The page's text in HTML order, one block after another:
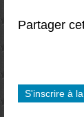
Partager
S'inscrire à